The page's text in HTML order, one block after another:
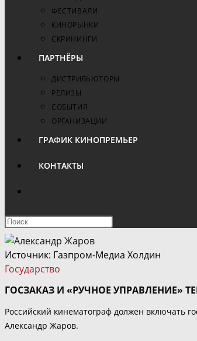
ФЕСТИВАЛИ
КИНОРЫНКИ
СКРИНИНГИ
ПАРТНЁРЫ
ДИСТРИБЬЮТОРЫ
РЕЛИЗЫ
СОБЫТИЯ
ОРГАНИЗАЦИИ
ГРАФИК КИНОПРЕМЬЕР
КОНТАКТЫ
ПОИСК
ПО
ВЕБ-
САЙТУ
Нажмите
Escape,
чтобы
панель
Источник: Газпром-Медиа Холдин
Государство
ГОСЗАКАЗ И «РУЧНОЕ УПРАВЛЕНИЕ»
Российский кинематограф должен включать
Александр Жаров.